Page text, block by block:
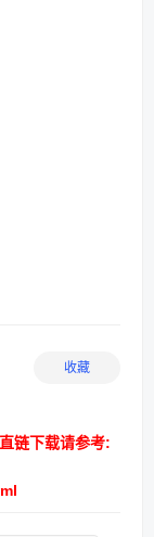
收藏
链下载请参考: